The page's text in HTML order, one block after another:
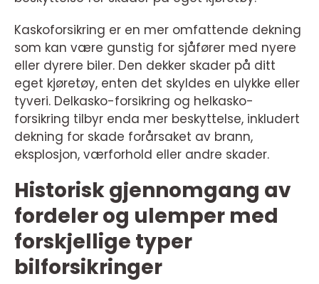
Kaskoforsikring er en mer omfattende dekning
som kan være gunstig for sjåfører med nyere
eller dyrere biler. Den dekker skader på ditt
eget kjøretøy, enten det skyldes en ulykke eller
tyveri. Delkasko-forsikring og helkasko-
forsikring tilbyr enda mer beskyttelse, inkludert
dekning for skade forårsaket av brann,
eksplosjon, værforhold eller andre skader.
Historisk gjennomgang av
fordeler og ulemper med
forskjellige typer
bilforsikringer